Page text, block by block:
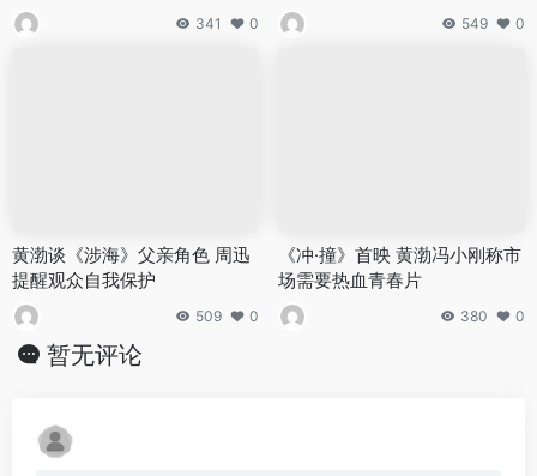
341 0 549 0
黄渤谈《涉海》父亲角色 周迅
提醒观众自我保护
509 0
《冲·撞》首映 黄渤冯小刚称市
场需要热血青春片
380 0
暂无评论